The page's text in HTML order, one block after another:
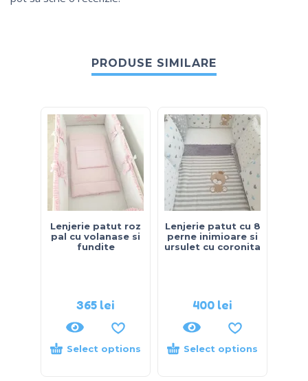
PRODUSE SIMILARE
Lenjerie patut roz
pal cu volanase si
fundite
365 lei
Select options
Lenjerie patut cu 8
perne inimioare si
ursulet cu coronita
400 lei
Select options